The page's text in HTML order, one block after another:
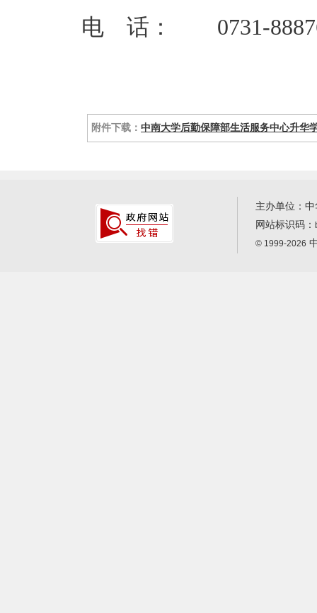
电 话： 0731-
附件下载： 中南大学后勤保障部生活服务中心升华
主办单位：
网站标识码：
© 1999-2026